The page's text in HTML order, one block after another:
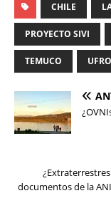
CHILE
PROYECTO SIVI
TEMUCO UFRO
documentos de la